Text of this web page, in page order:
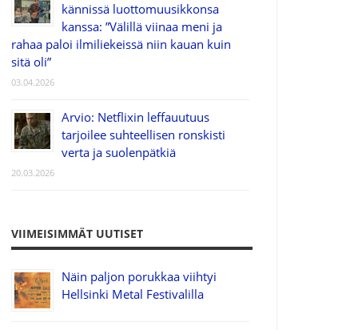
kännissä luottomuusikkonsa
kanssa: ”Välillä viinaa meni ja
rahaa paloi ilmiliekeissä niin kauan kuin
sitä oli”
03.04.2026
Arvio: Netflixin leffauutuus
tarjoilee suhteellisen ronskisti
verta ja suolenpätkiä
20.03.2026
VIIMEISIMMÄT UUTISET
Näin paljon porukkaa viihtyi
Hellsinki Metal Festivalilla